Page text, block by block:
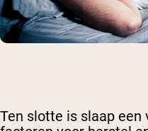
Ten slotte is slaap een